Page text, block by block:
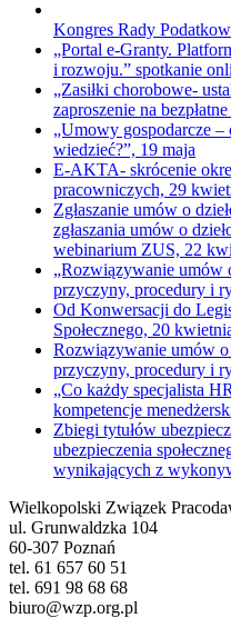
Kongres Rady
„Portal e-Granty.
i rozwoju.” spotkanie
„Zasiłki chorobowe-
zaproszenie na
„Umowy gospodarcze
wiedzieć?”, 19 maja
E-AKTA- skrócenie
pracowniczych, 29
Zgłaszanie umów o
zgłaszania umów o
webinarium ZUS, 22
„Rozwiązywanie umów
przyczyny, procedury i
Od Konwersacji do
Społecznego, 20
Rozwiązywanie umów
przyczyny, procedury i
„Co każdy specjalista
kompetencje
Zbiegi tytułów
ubezpieczenia
wynikających z
Wielkopolski Związek
ul. Grunwaldzka 104
60-307 Poznań
tel. 61 657 60 51
tel. 691 98 68 68
biuro@wzp.org.pl